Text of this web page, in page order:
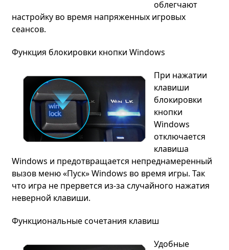
облегчают
настройку во время напряженных игровых
сеансов.
Функция блокировки кнопки Windows
При нажатии
клавиши
блокировки
кнопки
Windows
отключается
клавиша
Windows и предотвращается непреднамеренный
вызов меню «Пуск» Windows во время игры. Так
что игра не прервется из-за случайного нажатия
неверной клавиши.
Функциональные сочетания клавиш
Удобные